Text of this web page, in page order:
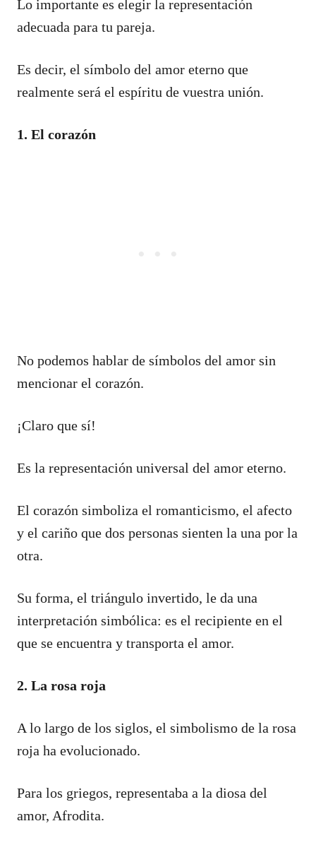
Lo importante es elegir la representación
adecuada para tu pareja.
Es decir, el símbolo del amor eterno que
realmente será el espíritu de vuestra unión.
1. El corazón
No podemos hablar de símbolos del amor sin
mencionar el corazón.
¡Claro que sí!
Es la representación universal del amor eterno.
El corazón simboliza el romanticismo, el afecto
y el cariño que dos personas sienten la una por la
otra.
Su forma, el triángulo invertido, le da una
interpretación simbólica: es el recipiente en el
que se encuentra y transporta el amor.
2. La rosa roja
A lo largo de los siglos, el simbolismo de la rosa
roja ha evolucionado.
Para los griegos, representaba a la diosa del
amor, Afrodita.